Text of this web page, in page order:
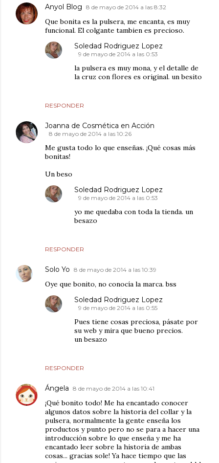
Anyol Blog 8 de mayo de 2014 a las 8:32
Que bonita es la pulsera, me encanta, es muy
funcional. El colgante tambien es precioso.
RESPONDER
Soledad Rodriguez Lopez
9 de mayo de 2014 a las 0:53
la pulsera es muy mona, y el detalle de
la cruz con flores es original. un besito
Joanna de Cosmética en Acción
8 de mayo de 2014 a las 10:26
Me gusta todo lo que enseñas. ¡Qué cosas más
bonitas!
Un beso
RESPONDER
Soledad Rodriguez Lopez
9 de mayo de 2014 a las 0:53
yo me quedaba con toda la tienda. un
besazo
Solo Yo 8 de mayo de 2014 a las 10:39
Oye que bonito, no conocía la marca. bss
RESPONDER
Soledad Rodriguez Lopez
9 de mayo de 2014 a las 0:55
Pues tiene cosas preciosa, pásate por
su web y mira que bueno precios.
un besazo
Ángela 8 de mayo de 2014 a las 10:41
¡Qué bonito todo! Me ha encantado conocer
algunos datos sobre la historia del collar y la
pulsera, normalmente la gente enseña los
productos y punto pero no se para a hacer una
introducción sobre lo que enseña y me ha
encantado leer sobre la historia de ambas
cosas... gracias sole! Ya hace tiempo que las